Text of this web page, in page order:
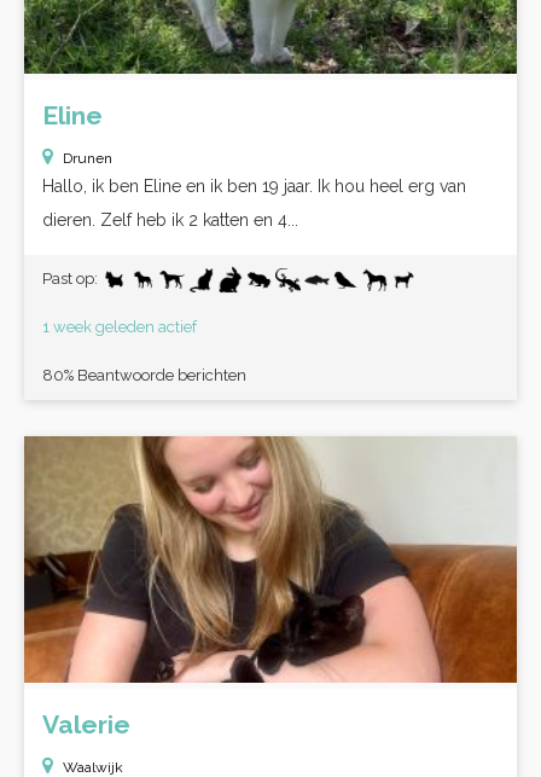
Eline
Drunen
Hallo, ik ben Eline en ik ben 19 jaar. Ik hou heel erg van
dieren. Zelf heb ik 2 katten en 4...
Past op:
1 week geleden actief
80% Beantwoorde berichten
Valerie
Waalwijk